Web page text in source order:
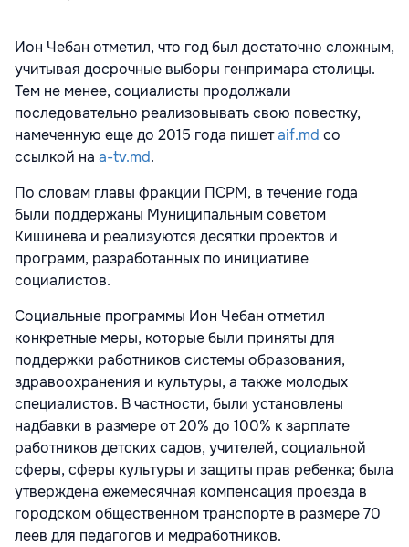
Ион Чебан отметил, что год был достаточно сложным,
учитывая досрочные выборы генпримара столицы.
Тем не менее, социалисты продолжали
последовательно реализовывать свою повестку,
намеченную еще до 2015 года пишетaif.md со
ссылкой на a-tv.md.
По словам главы фракции ПСРМ, в течение года
были поддержаны Муниципальным советом
Кишинева и реализуются десятки проектов и
программ, разработанных по инициативе
социалистов.
Социальные программы Ион Чебан отметил
конкретные меры, которые были приняты для
поддержки работников системы образования,
здравоохранения и культуры, а также молодых
специалистов. В частности, были установлены
надбавки в размере от 20% до 100% к зарплате
работников детских садов, учителей, социальной
сферы, сферы культуры и защиты прав ребенка; была
утверждена ежемесячная компенсация проезда в
городском общественном транспорте в размере 70
леев для педагогов и медработников.